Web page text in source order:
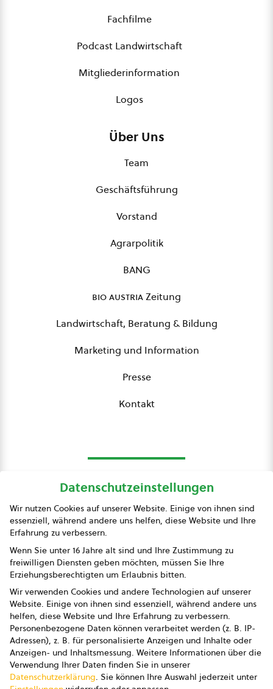
Fachfilme
Podcast Landwirtschaft
Mitgliederinformation
Logos
Über Uns
Team
Geschäftsführung
Vorstand
Agrarpolitik
BANG
bio austriaZeitung
Landwirtschaft, Beratung & Bildung
Marketing und Information
Presse
Kontakt
Presse
Impressum
Datenschutz
AGB
AGB Marketing GmbH
AGB Bildung
Newsletter
Datenschutzeinstellungen
Wir nutzen Cookies auf unserer Website. Einige von ihnen sind
essenziell, während andere uns helfen, diese Website und Ihre
Erfahrung zu verbessern.
Wenn Sie unter 16 Jahre alt sind und Ihre Zustimmung zu
freiwilligen Diensten geben möchten, müssen Sie Ihre
Erziehungsberechtigten um Erlaubnis bitten.
Wir verwenden Cookies und andere Technologien auf unserer
Website. Einige von ihnen sind essenziell, während andere uns
helfen, diese Website und Ihre Erfahrung zu verbessern.
Personenbezogene Daten können verarbeitet werden (z. B. IP-
Adressen), z. B. für personalisierte Anzeigen und Inhalte oder
Anzeigen- und Inhaltsmessung. Weitere Informationen über die
Verwendung Ihrer Daten finden Sie in unserer
Datenschutzerklärung. Sie können Ihre Auswahl jederzeit unter